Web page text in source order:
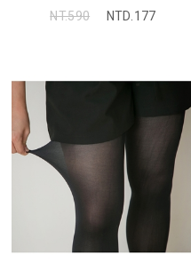
NT.590
NTD.177